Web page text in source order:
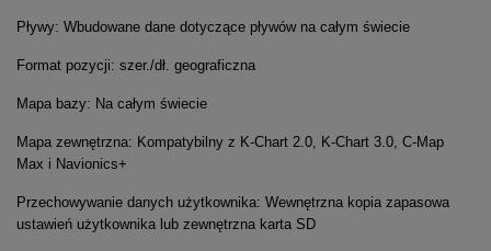
Pływy: Wbudowane dane dotyczące pływów na całym świecie
Format pozycji: szer./dł. geograficzna
Mapa bazy: Na całym świecie
Mapa zewnętrzna: Kompatybilny z K-Chart 2.0, K-Chart 3.0, C-Map
Max i Navionics+
Przechowywanie danych użytkownika: Wewnętrzna kopia zapasowa
ustawień użytkownika lub zewnętrzna karta SD